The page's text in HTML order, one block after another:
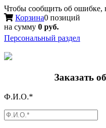
Чтобы сообщить об ошибке,
Корзина0 позиций
на сумму 0 руб.
Персональный раздел
Заказать
Ф.И.О.*